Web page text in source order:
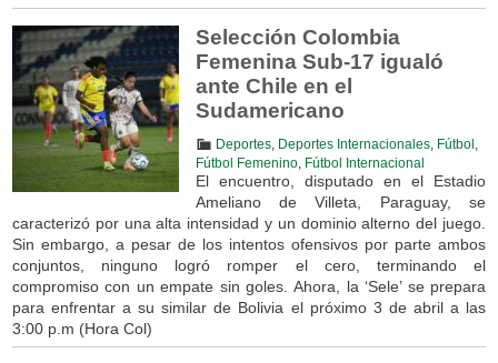
Selección Colombia
Femenina Sub-17 igualó
ante Chile en el
Sudamericano
Deportes, Deportes Internacionales, Fútbol
Fútbol Femenino, Fútbol Internacional
El encuentro, disputado en el Estadio
Ameliano de Villeta, Paraguay, se
caracterizó por una alta intensidad y un dominio alterno del juego.
Sin embargo, a pesar de los intentos ofensivos por parte ambos
conjuntos, ninguno logró romper el cero, terminando el
compromiso con un empate sin goles. Ahora, la ‘Sele’ se prepara
para enfrentar a su similar de Bolivia el próximo 3 de abril a las
3:00 p.m (Hora Col)